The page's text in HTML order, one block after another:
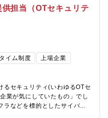
上の営業利益を上げる盤石な
シティとワークライフバラン
内及び海外でも積極的に行
女性の雇用を中心に位置付
導、及びライフイベントへ
進する活動に注力していま
策としてやむを得ず休日出勤
暇の利用状況を管轄部門に
削減と休暇取得促進に対して
担当（OTセキュリテ
イム制度
上場企業
るセキュリティ(いわゆるOTセ
業が気にしていたもの」でし
ラなどを標的としたサイバー